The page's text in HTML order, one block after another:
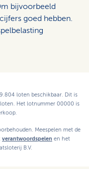
bijvoorbeeld
goed hebben.
loten beschikbaar. Dit is
loten. Het lotnummer 00000 is
Meespelen met de
verantwoordspelen en het
B.V.